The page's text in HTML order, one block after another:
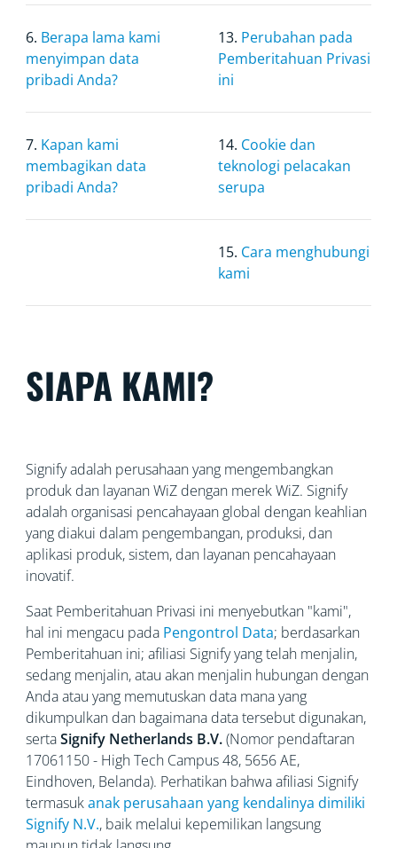
6. Berapa lama kami
menyimpan data
pribadi Anda?
13. Perubahan pada
Pemberitahuan Privasi
ini
7. Kapan kami
membagikan data
pribadi Anda?
14. Cookie dan
teknologi pelacakan
serupa
15. Cara menghubungi
kami
SIAPA KAMI?
Signify adalah perusahaan yang mengembangkan
produk dan layanan WiZ dengan merek WiZ. Signify
adalah organisasi pencahayaan global dengan keahlian
yang diakui dalam pengembangan, produksi, dan
aplikasi produk, sistem, dan layanan pencahayaan
inovatif.
Saat Pemberitahuan Privasi ini menyebutkan "kami",
hal ini mengacu pada Pengontrol Data; berdasarkan
Pemberitahuan ini; afiliasi Signify yang telah menjalin,
sedang menjalin, atau akan menjalin hubungan dengan
Anda atau yang memutuskan data mana yang
dikumpulkan dan bagaimana data tersebut digunakan,
sertaSignify Netherlands B.V.(Nomor pendaftaran
17061150 - High Tech Campus 48, 5656AE,
Eindhoven, Belanda). Perhatikan bahwa afiliasi Signify
termasukanak perusahaan yang kendalinya dimiliki
Signify N.V., baik melalui kepemilikan langsung